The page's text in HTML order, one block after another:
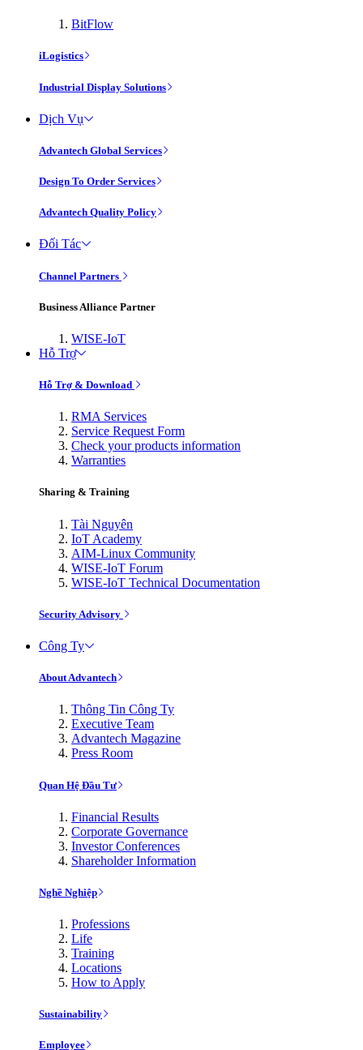
BitFlow
iLogistics
Industrial Display Solutions
Dịch Vụ
Advantech Global Services
Design To Order Services
Advantech Quality Policy
Đối Tác
Channel Partners
Business Alliance Partner
WISE-IoT
Hỗ Trợ
Hỗ Trợ & Download
RMA Services
Service Request Form
Check your products information
Warranties
Sharing & Training
Tài Nguyên
IoT Academy
AIM-Linux Community
WISE-IoT Forum
WISE-IoT Technical Documentation
Security Advisory
Công Ty
About Advantech
Thông Tin Công Ty
Executive Team
Advantech Magazine
Press Room
Quan Hệ Đầu Tư
Financial Results
Corporate Governance
Investor Conferences
Shareholder Information
Nghề Nghiệp
Professions
Life
Training
Locations
How to Apply
Sustainability
Employee